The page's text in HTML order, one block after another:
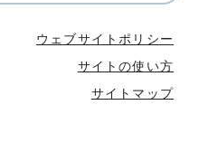
ウェブサイトポリシー
サイトの使い方
サイトマップ